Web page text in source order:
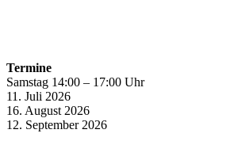
Termine
Samstag 14:00 – 17:00 Uhr
11. Juli 2026
16. August 2026
12. September 2026